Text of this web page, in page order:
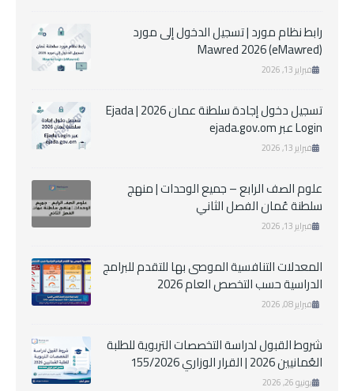
رابط نظام مورد | تسجيل الدخول إلى مورد
Mawred 2026 (eMawred)
فبراير 13, 2026
تسجيل دخول إجادة سلطنة عمان 2026 | Ejada
Login عبر ejada.gov.om
فبراير 13, 2026
علوم الصف الرابع – جميع الوحدات | منهج
سلطنة عُمان الفصل الثاني
فبراير 13, 2026
المعدلات التنافسية الموصى بها للتقدم للبرامج
الدراسية حسب التخصص العام 2026
فبراير 08, 2026
شروط القبول لدراسة التخصصات التربوية للطلبة
العُمانيين 2026 | القرار الوزاري 155/2026
يونيو 26, 2026